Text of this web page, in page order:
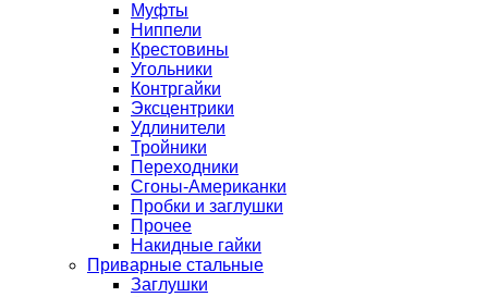
Муфты
Ниппели
Крестовины
Угольники
Контргайки
Эксцентрики
Удлинители
Тройники
Переходники
Сгоны-Американки
Пробки и заглушки
Прочее
Накидные гайки
Приварные стальные
Заглушки